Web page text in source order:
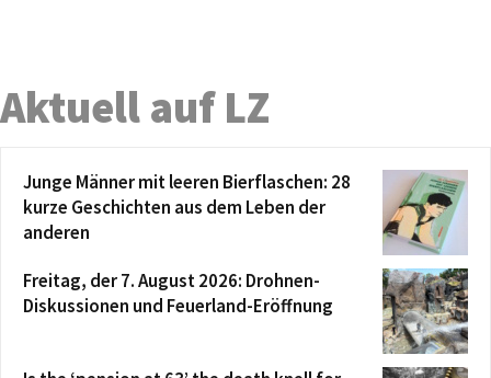
Aktuell auf LZ
Junge Männer mit leeren Bierflaschen: 28
kurze Geschichten aus dem Leben der
anderen
Freitag, der 7. August 2026: Drohnen-
Diskussionen und Feuerland-Eröffnung